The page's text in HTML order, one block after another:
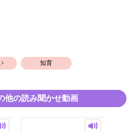
知育
他の読み聞かせ動画